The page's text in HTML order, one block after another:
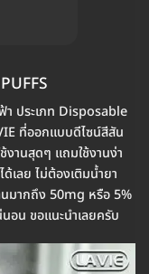
า ประเภท Disposable
ที่ออกแบบดีไซน์สีสัน
งานสุดๆ แถมใช้งานง่า
เลย ไม่ต้องเติมน้ำยา
มากถึง 50mg หรือ 5%
อน ขอแนะนำเลยครับ